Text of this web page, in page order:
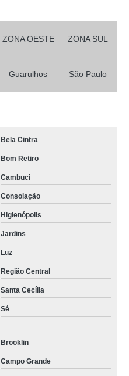
ZONA OESTE ZONA SUL
Guarulhos São Paulo
Bela Cintra
Bom Retiro
Cambuci
Consolação
Higienópolis
Jardins
Luz
Região Central
Santa Cecília
Sé
Brooklin
Campo Grande